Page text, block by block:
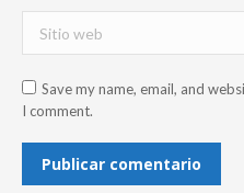
Save my name, email, and
I comment.
Publicar comentario